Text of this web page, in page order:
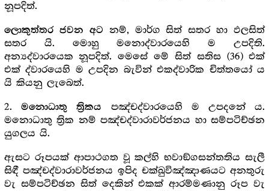
නූපදිත්.
ලොකුත්තර ජවන අට නම්, මාර්ග සිත් සතර හා ඵලසිත්
සතර යි. මොහු මනොද්වාරයෙහි ම උපදිති.
අන්‍යද්වාරයෙක නූපදිත්. මෙසේ මේ සිත් සතිස (36) එක්
එක් ද්වාරයෙහි ම උපදින බැවින් එකද්වාරික චිත්තයෝ ය
යි කියනු ලැබෙත්.
2. මනොධාතු ත්‍රිකය පඤ්චද්වාරයෙහි ම උපදනේ ය.
මනොධාතු ත්‍රික නම් පඤ්චද්වාරාවර්ජනය හා සම්පටිච්ඡන
යුගලය යි.
ඇසට රූපයක් ආපාථගත වූ කල්හි භවාඞ්ගසන්තතිය සැලී
සිඳී පඤ්චද්වාරාවර්ජනය ඉපිද චක්ඛුවිඤ්ඤාණයට අනතුරු
වැ සම්පටිච්ඡන සිත් දෙකින් එකක් ආරම්මණානු රූප වැ